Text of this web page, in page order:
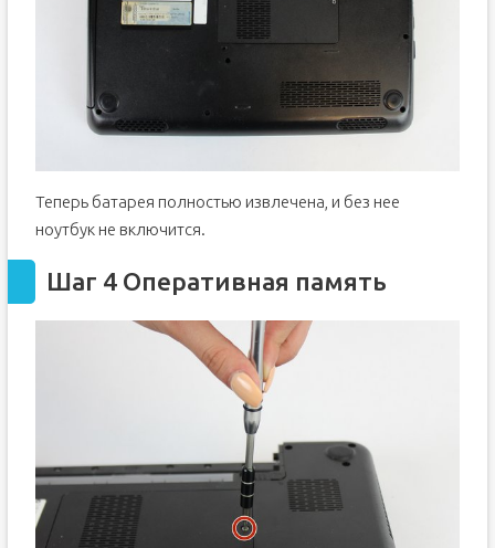
Теперь батарея полностью извлечена, и без нее
ноутбук не включится.
Шаг 4 Оперативная память